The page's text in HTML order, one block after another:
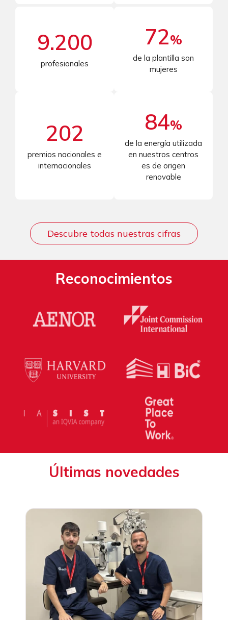
9.200
profesionales
72%
de la plantilla son
mujeres
202
premios nacionales e
internacionales
84%
de la energía utilizada
en nuestros centros
es de origen
renovable
Descubre todas nuestras cifras
Reconocimientos
Últimas novedades